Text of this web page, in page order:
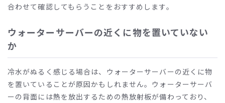
合わせて確認してもらうことをおすすめします。
ウォーターサーバーの近くに物を置いていない
か
冷水がぬるく感じる場合は、ウォーターサーバーの近くに物
を置いていることが原因かもしれません。ウォーターサーバ
ーの背面には熱を放出するための熱放射板が備わっており、